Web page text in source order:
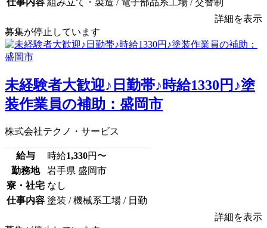
仕事内容 組み立て・製造 / 電子部品系工場 / 交替制
詳細を表示
募集が停止しています
未経験者大歓迎♪日勤帯♪時給1330円♪塗
装作業員の補助：盛岡市
株式会社テクノ・サービス
給与 時給1,330円〜
勤務地
岩手県 盛岡市
寮・社宅 なし
仕事内容 塗装 / 機械系工場 / 日勤
詳細を表示